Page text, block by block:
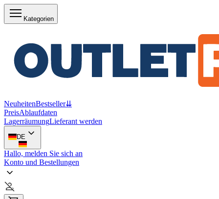
Kategorien
NeuheitenBestseller⇊
PreisAblaufdaten
LagerräumungLieferant werden
DE
Hallo, melden Sie sich an
Konto und Bestellungen